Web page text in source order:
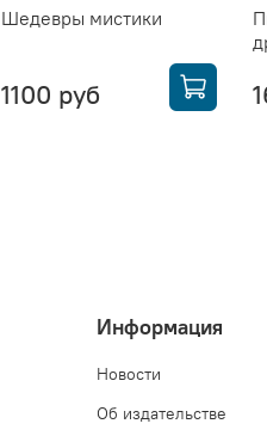
Шедевры мистики
1100 руб
Информация
Новости
Об издательстве